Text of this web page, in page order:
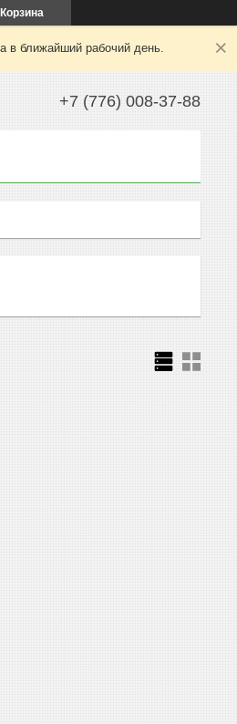
Корзина
в ближайший рабочий день.
+7 (776) 008-37-88